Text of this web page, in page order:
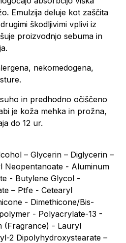
Emulzija deluje kot zaščita
škodljivimi vplivi iz
proizvodnjo sebuma in
nekomedogena,
in predhodno očiščeno
je koža mehka in prožna,
do 12 ur.
– Glycerin – Diglycerin –
Neopentanoate - Aluminum
- Butylene Glycol -
– Ptfe - Cetearyl
- Dimethicone/Bis-
- Polyacrylate-13 -
(Fragrance) - Lauryl
2 Dipolyhydroxystearate –